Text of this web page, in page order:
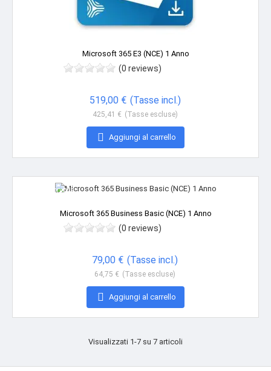
Microsoft 365 E3 (NCE) 1 Anno
(0 reviews)
519,00 € (Tasse incl.)
425,41 € (Tasse escluse)
 Aggiungi al carrello
Non disponibile
Microsoft 365 Business Basic (NCE) 1 Anno
(0 reviews)
79,00 € (Tasse incl.)
64,75 € (Tasse escluse)
 Aggiungi al carrello
Visualizzati 1-7 su 7 articoli